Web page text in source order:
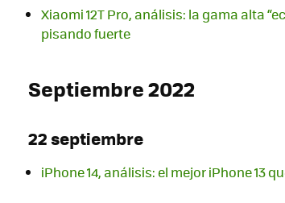
Xiaomi 12T Pro, análisis: la gama alta
pisando fuerte
Septiembre 2022
22 septiembre
iPhone 14, análisis: el mejor iPhone 13